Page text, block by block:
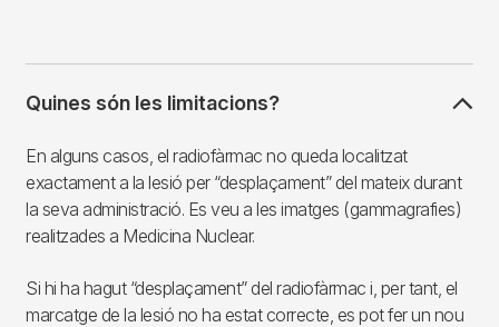
Quines són les limitacions?
En alguns casos, el radiofàrmac no queda localitzat
exactament a la lesió per “desplaçament” del mateix durant
la seva administració. Es veu a les imatges (gammagrafies)
realitzades a Medicina Nuclear.
Si hi ha hagut “desplaçament” del radiofàrmac i, per tant, el
marcatge de la lesió no ha estat correcte, es pot fer un nou